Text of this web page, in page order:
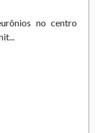
no centro